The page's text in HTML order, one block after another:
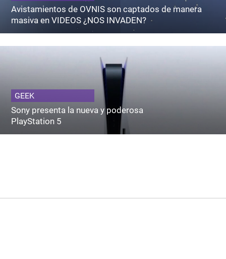
Avistamientos de OVNIS son captados de manera
masiva en VIDEOS ¿NOS INVADEN?
GEEK
Sony presenta la nueva y poderosa
PlayStation 5